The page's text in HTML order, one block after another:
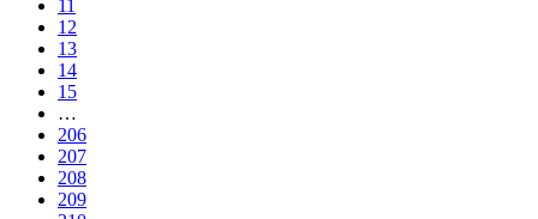
11
12
13
14
15
…
206
207
208
209